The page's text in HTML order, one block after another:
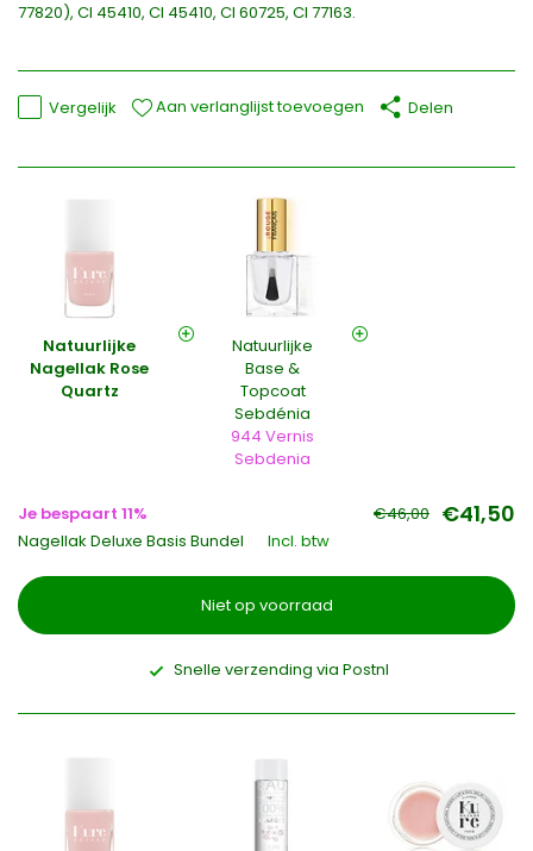
77820), CI 45410, CI 45410, CI 60725, CI 77163.
Vergelijk Aan verlanglijst toevoegen Delen
Natuurlijke
Nagellak Rose
Quartz
Natuurlijke
Base &
Topcoat
Sebdénia
944 Vernis
Sebdenia
Je bespaart 11% €46,00 €41,50
Nagellak Deluxe Basis Bundel Incl. btw
Niet op voorraad
Snelle verzending via Postnl